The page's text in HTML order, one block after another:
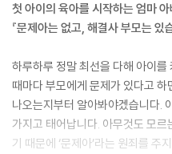
가정 밖의 생활이 시작됐어요.
어린이집과 유치원은 다르지만 비
등원 후 적응을 도와요.
교사와 신뢰로운 관계를 맺어요.
5. 인지
뇌
아이는 부모가 자신을 아주 많이
주 주관적이고, 아이들이 서로를
부모는 아이마다 비교되지 않는
들이 서로에 대해 비교하고 경쟁
됩니다. 말보다는 양육행동으로 보
---pp.75-76
첫 아이의 육아를 시작하는 엄마
『문제아는 없고, 해결사 부모는 있
하루하루 정말 최선을 다해 아이
때마다 부모에게 문제가 있다고 하
나오는지부터 알아봐야겠습니다.
가지고 태어납니다. 아무것도 모
기 때문에 ‘문제아’라는 원죄를 주